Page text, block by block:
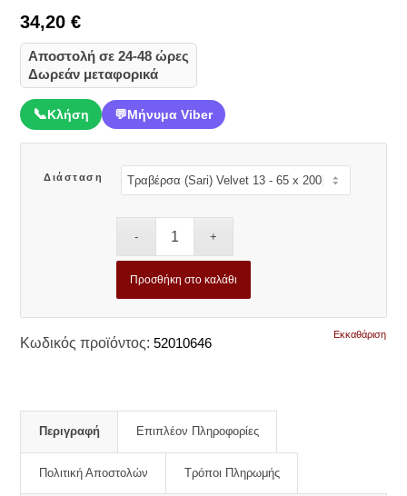
34,20€
Αποστολή σε 24-48 ώρες
Δωρεάν μεταφορικά
📞Κλήση 💬Μήνυμα Viber
Διάσταση
Εκκαθάριση
Προσθήκη στο καλάθι
Κωδικός προϊόντος: 52010646
Περιγραφή Επιπλέον Πληροφορίες
Πολιτική Αποστολών Τρόποι Πληρωμής